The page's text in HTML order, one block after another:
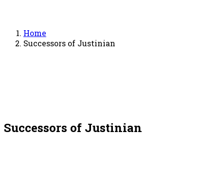
Home
Successors of Justinian
Successors of Justinian